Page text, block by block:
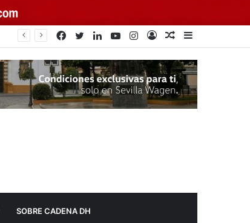
Barra
Publicación
azar
Acceso
Instagram
YouTube
LinkedIn
Twitter
Facebook
SOBRE CADENA DH